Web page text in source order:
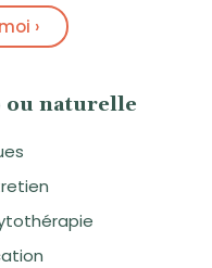
›
ou naturelle